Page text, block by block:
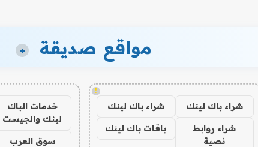
مواقع صديقة +
!
شراء باك لينك شراء باك لينك
شراء روابط
نصية
باقات باك لينك
خدمات الباك
لينك والجيست
سوق العرب